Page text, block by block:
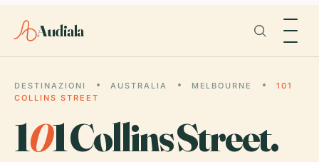
Audiala
DESTINAZIONI AUSTRALIA MELBOURNE
101
COLLINS STREET
101 Collins Street.